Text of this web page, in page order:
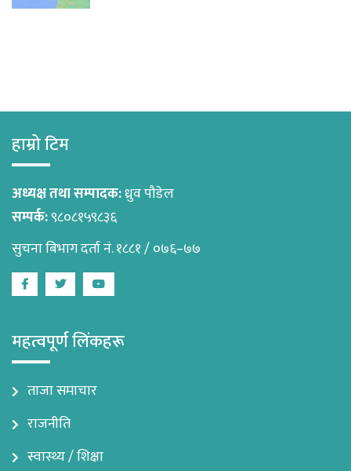
हाम्रो टिम
अध्यक्ष तथा सम्पादक:ध्रुव पौडेल
सम्पर्क:९८०८१५९८३६
सुचना बिभाग दर्ता नं. १८८१ / ०७६–७७
FacebookTwitterYoutube
महत्वपूर्ण लिंकहरू
ताजा समाचार
राजनीति
स्वास्थ्य / शिक्षा